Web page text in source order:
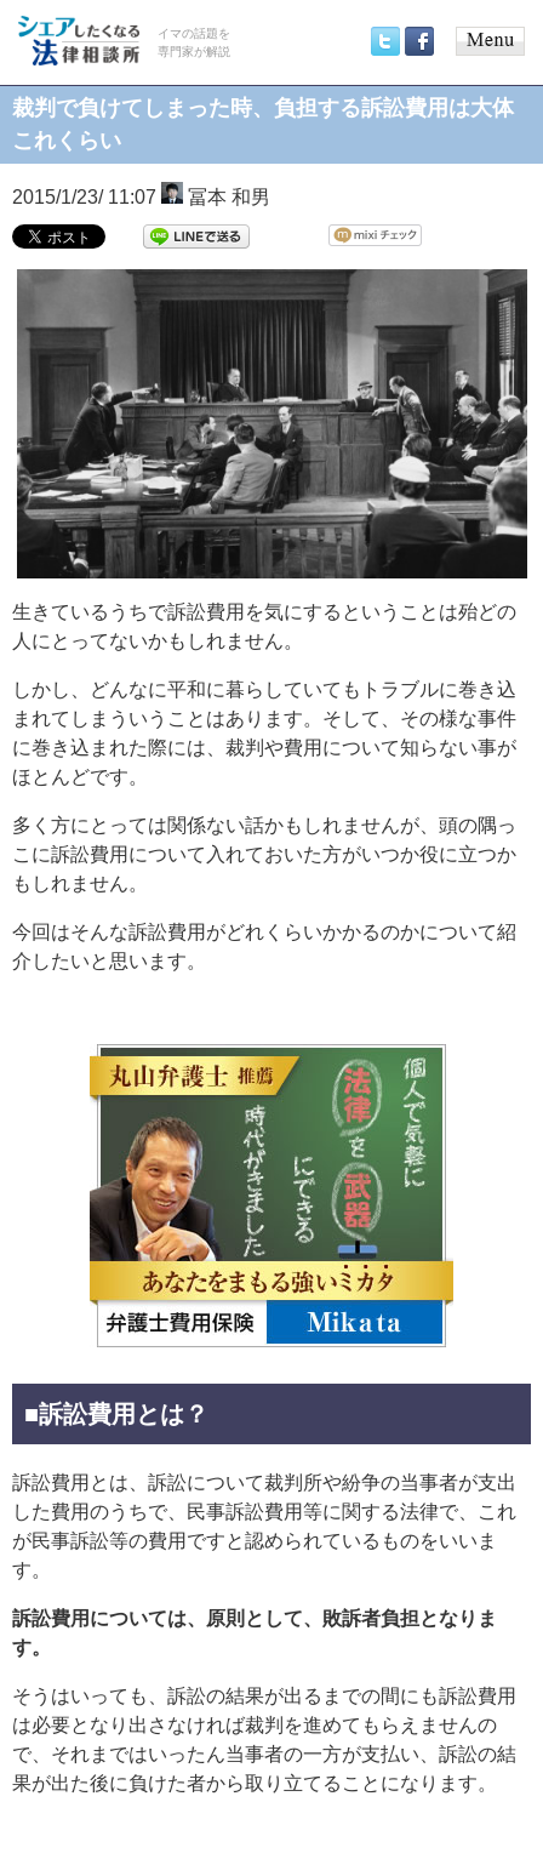
イマの話題を
専門家が解説
menu
裁判で負けてしまった時、負担する訴訟費用は大体
これくらい
2015/1/23/ 11:07 冨本 和男
生きているうちで訴訟費用を気にするということは殆どの
人にとってないかもしれません。
しかし、どんなに平和に暮らしていてもトラブルに巻き込
まれてしまういうことはあります。そして、その様な事件
に巻き込まれた際には、裁判や費用について知らない事が
ほとんどです。
多く方にとっては関係ない話かもしれませんが、頭の隅っ
こに訴訟費用について入れておいた方がいつか役に立つか
もしれません。
今回はそんな訴訟費用がどれくらいかかるのかについて紹
介したいと思います。
■訴訟費用とは？
訴訟費用とは、訴訟について裁判所や紛争の当事者が支出
した費用のうちで、民事訴訟費用等に関する法律で、これ
が民事訴訟等の費用ですと認められているものをいいま
す。
訴訟費用については、原則として、敗訴者負担となりま
す。
そうはいっても、訴訟の結果が出るまでの間にも訴訟費用
は必要となり出さなければ裁判を進めてもらえませんの
で、それまではいったん当事者の一方が支払い、訴訟の結
果が出た後に負けた者から取り立てることになります。